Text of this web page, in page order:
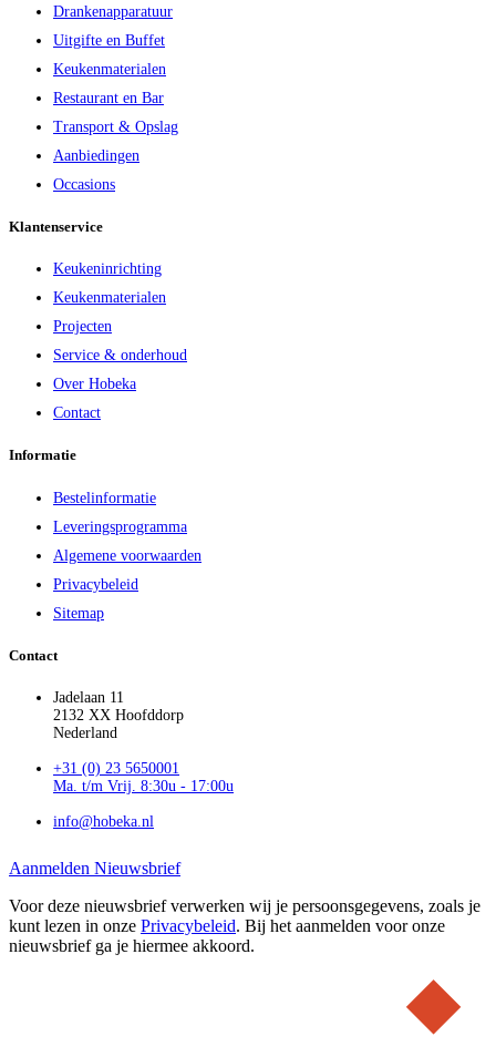
Drankenapparatuur
Uitgifte en Buffet
Keukenmaterialen
Restaurant en Bar
Transport & Opslag
Aanbiedingen
Occasions
Klantenservice
Keukeninrichting
Keukenmaterialen
Projecten
Service & onderhoud
Over Hobeka
Contact
Informatie
Bestelinformatie
Leveringsprogramma
Algemene voorwaarden
Privacybeleid
Sitemap
Contact
Jadelaan 11
2132 XX Hoofddorp
Nederland
+31 (0) 23 5650001
Ma. t/m Vrij. 8:30u - 17:00u
info@hobeka.nl
Aanmelden Nieuwsbrief
Voor deze nieuwsbrief verwerken wij je persoonsgegevens, zoals je
kunt lezen in onze Privacybeleid. Bij het aanmelden voor onze
nieuwsbrief ga je hiermee akkoord.